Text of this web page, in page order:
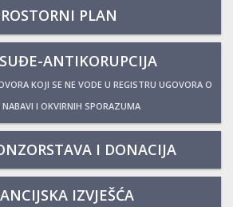
PLAN
ANTIKORUPCIJA
KOJI SE NE VODE U REGISTRU UGOVORA O
NABAVI I OKVIRNIH SPORAZUMA
I DONACIJA
IZVJEŠĆA